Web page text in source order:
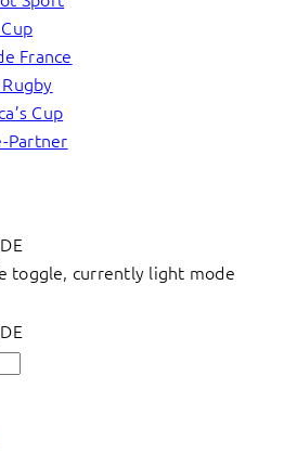
France
Cup
Partner
toggle, currently light mode